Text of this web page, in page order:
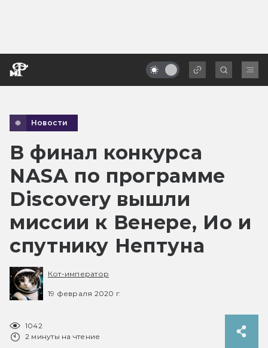
Новости
В финал конкурса
NASA по программе
Discovery вышли
миссии к Венере, Ио и
спутнику Нептуна
Кот-император
19 февраля 2020 г.
1042
2 минуты на чтение